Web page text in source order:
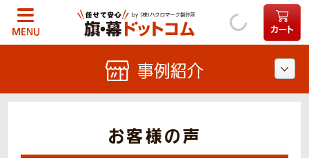
MENU カート
お客様の声
事例紹介